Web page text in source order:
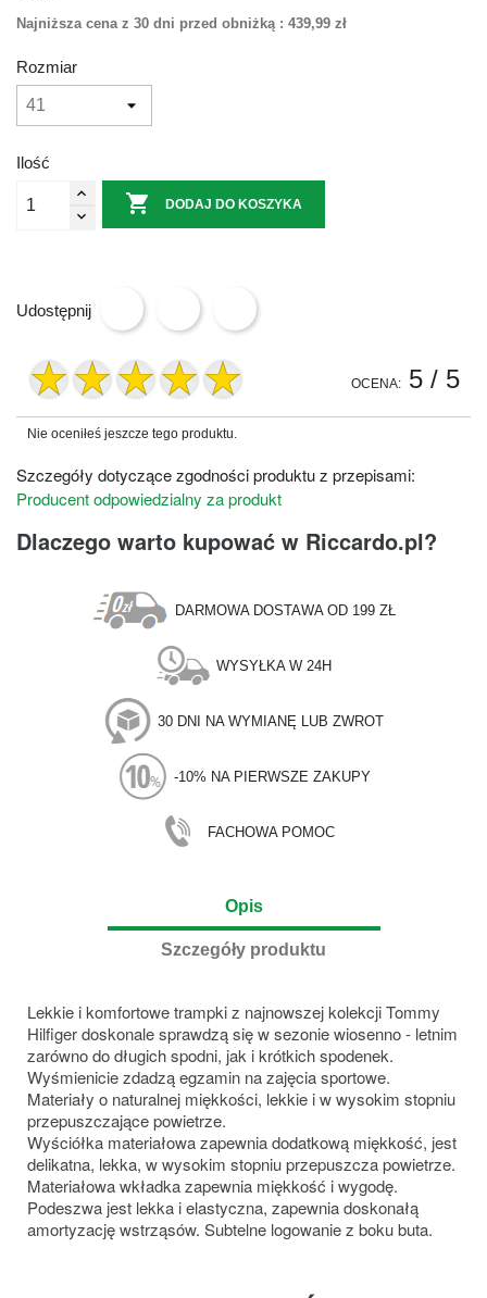
Najniższa cena z 30 dni przed obniżką : 439,99 zł
Rozmiar
Ilość
 DODAJ DO KOSZYKA
Udostępnij
OCENA: 5 / 5
Nie oceniłeś jeszcze tego produktu.
Szczegóły dotyczące zgodności produktu z przepisami:
Producent odpowiedzialny za produkt
Dlaczego warto kupować w Riccardo.pl?
DARMOWA DOSTAWA OD 199 ZŁ
WYSYŁKA W 24H
30 DNI NA WYMIANĘ LUB ZWROT
-10% NA PIERWSZE ZAKUPY
FACHOWA POMOC
Opis
Szczegóły produktu
Lekkie i komfortowe trampki z najnowszej kolekcji Tommy
Hilfiger doskonale sprawdzą się w sezonie wiosenno - letnim
zarówno do długich spodni, jak i krótkich spodenek.
Wyśmienicie zdadzą egzamin na zajęcia sportowe.
Materiały o naturalnej miękkości, lekkie i w wysokim stopniu
przepuszczające powietrze.
Wyściółka materiałowa zapewnia dodatkową miękkość, jest
delikatna, lekka, w wysokim stopniu przepuszcza powietrze.
Materiałowa wkładka zapewnia miękkość i wygodę.
Podeszwa jest lekka i elastyczna, zapewnia doskonałą
amortyzację wstrząsów. Subtelne logowanie z boku buta.